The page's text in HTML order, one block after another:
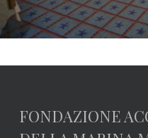
FONDAZIONE